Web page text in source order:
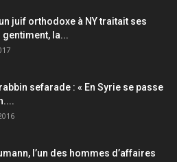
juif orthodoxe à NY traitait ses
la...
sefarade : « En Syrie se passe
l’un des hommes d’affaires